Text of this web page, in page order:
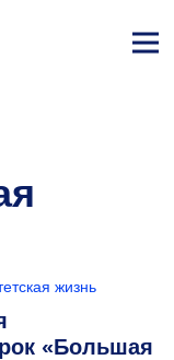
жизнь
«Большая